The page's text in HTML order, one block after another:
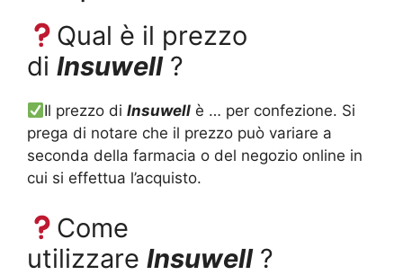
Qual è il prezzo
di Insuwell?
Il prezzo diInsuwell è … per confezione. Si
prega di notare che il prezzo può variare a
seconda della farmacia o del negozio online in
cui si effettua l’acquisto.
Come
utilizzare Insuwell?